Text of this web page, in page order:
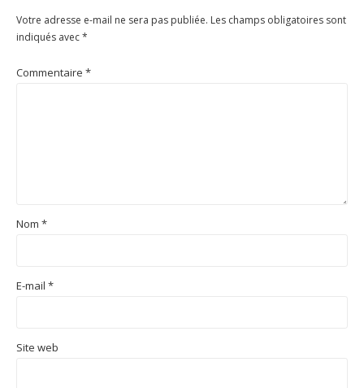
Votre adresse e-mail ne sera pas publiée. Les champs obligatoires sont
indiqués avec*
Commentaire *
Nom *
E-mail *
Site web